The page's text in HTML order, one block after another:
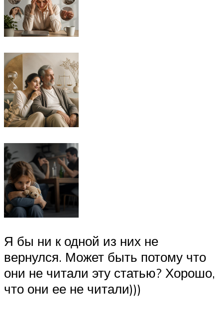
Я бы ни к одной из них не
вернулся. Может быть потому что
они не читали эту статью? Хорошо,
что они ее не читали)))